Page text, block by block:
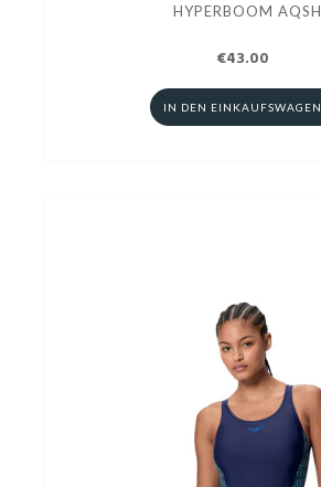
HYPERBOOM AQSH
€43.00
IN DEN EINKAUFSWAGEN